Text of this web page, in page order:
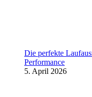
Die perfekte
Performance
5. April 2026